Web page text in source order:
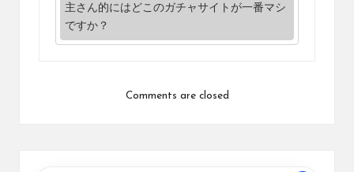
主さん的にはどこのガチャサイトが一番マシ
ですか？
Comments are closed